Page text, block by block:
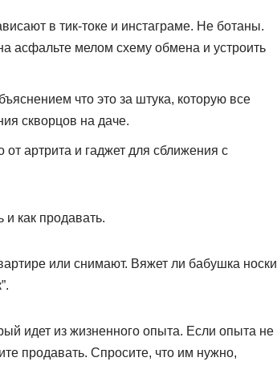
в тик-токе и инстаграме. Не ботаны.
асфальте мелом схему обмена и устроить
что это за штука, которую все
скворцов на даче.
артрита и гаджет для сближения с
и как продавать.
или снимают. Вяжет ли бабушка носки
идет из жизненного опыта. Если опыта не
продавать. Спросите, что им нужно,